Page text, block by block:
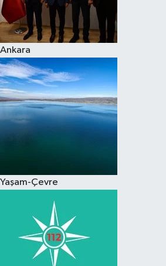
Ankara
Yaşam-Çevre
Spor
Çocuk
Eğitim
Kim kimdir?
Kültür Sanat
Sağlık